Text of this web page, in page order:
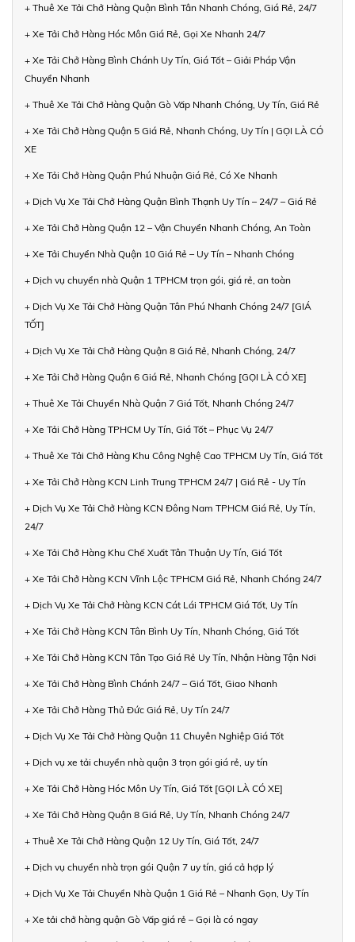
+ Thuê Xe Tải Chở Hàng Quận Bình Tân Nhanh Chóng, Giá Rẻ, 24/7
+ Xe Tải Chở Hàng Hóc Môn Giá Rẻ, Gọi Xe Nhanh 24/7
+ Xe Tải Chở Hàng Bình Chánh Uy Tín, Giá Tốt – Giải Pháp Vận
Chuyển Nhanh
+ Thuê Xe Tải Chở Hàng Quận Gò Vấp Nhanh Chóng, Uy Tín, Giá Rẻ
+ Xe Tải Chở Hàng Quận 5 Giá Rẻ, Nhanh Chóng, Uy Tín | GỌI LÀ CÓ
XE
+ Xe Tải Chở Hàng Quận Phú Nhuận Giá Rẻ, Có Xe Nhanh
+ Dịch Vụ Xe Tải Chở Hàng Quận Bình Thạnh Uy Tín – 24/7 – Giá Rẻ
+ Xe Tải Chở Hàng Quận 12 – Vận Chuyển Nhanh Chóng, An Toàn
+ Xe Tải Chuyển Nhà Quận 10 Giá Rẻ – Uy Tín – Nhanh Chóng
+ Dịch vụ chuyển nhà Quận 1 TPHCM trọn gói, giá rẻ, an toàn
+ Dịch Vụ Xe Tải Chở Hàng Quận Tân Phú Nhanh Chóng 24/7 [GIÁ
TỐT]
+ Dịch Vụ Xe Tải Chở Hàng Quận 8 Giá Rẻ, Nhanh Chóng, 24/7
+ Xe Tải Chở Hàng Quận 6 Giá Rẻ, Nhanh Chóng [GỌI LÀ CÓ XE]
+ Thuê Xe Tải Chuyển Nhà Quận 7 Giá Tốt, Nhanh Chóng 24/7
+ Xe Tải Chở Hàng TPHCM Uy Tín, Giá Tốt – Phục Vụ 24/7
+ Thuê Xe Tải Chở Hàng Khu Công Nghệ Cao TPHCM Uy Tín, Giá Tốt
+ Xe Tải Chở Hàng KCN Linh Trung TPHCM 24/7 | Giá Rẻ - Uy Tín
+ Dịch Vụ Xe Tải Chở Hàng KCN Đông Nam TPHCM Giá Rẻ, Uy Tín,
24/7
+ Xe Tải Chở Hàng Khu Chế Xuất Tân Thuận Uy Tín, Giá Tốt
+ Xe Tải Chở Hàng KCN Vĩnh Lộc TPHCM Giá Rẻ, Nhanh Chóng 24/7
+ Dịch Vụ Xe Tải Chở Hàng KCN Cát Lái TPHCM Giá Tốt, Uy Tín
+ Xe Tải Chở Hàng KCN Tân Bình Uy Tín, Nhanh Chóng, Giá Tốt
+ Xe Tải Chở Hàng KCN Tân Tạo Giá Rẻ Uy Tín, Nhận Hàng Tận Nơi
+ Xe Tải Chở Hàng Bình Chánh 24/7 – Giá Tốt, Giao Nhanh
+ Xe Tải Chở Hàng Thủ Đức Giá Rẻ, Uy Tín 24/7
+ Dịch Vụ Xe Tải Chở Hàng Quận 11 Chuyên Nghiệp Giá Tốt
+ Dịch vụ xe tải chuyển nhà quận 3 trọn gói giá rẻ, uy tín
+ Xe Tải Chở Hàng Hóc Môn Uy Tín, Giá Tốt [GỌI LÀ CÓ XE]
+ Xe Tải Chở Hàng Quận 8 Giá Rẻ, Uy Tín, Nhanh Chóng 24/7
+ Thuê Xe Tải Chở Hàng Quận 12 Uy Tín, Giá Tốt, 24/7
+ Dịch vụ chuyển nhà trọn gói Quận 7 uy tín, giá cả hợp lý
+ Dịch Vụ Xe Tải Chuyển Nhà Quận 1 Giá Rẻ – Nhanh Gọn, Uy Tín
+ Xe tải chở hàng quận Gò Vấp giá rẻ – Gọi là có ngay